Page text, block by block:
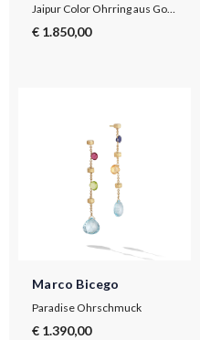
Jaipur Color Ohrring aus Gold mit Citrin, groß
€ 1.850,00
Marco Bicego
Paradise Ohrschmuck
€ 1.390,00